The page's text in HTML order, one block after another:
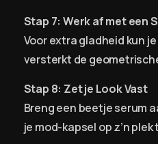
Stap 7: Werk af met een
Voor extra gladheid kun
versterkt de
Stap 8: Zet je Look Vast
Breng een beetje serum
je mod-kapsel op z’n